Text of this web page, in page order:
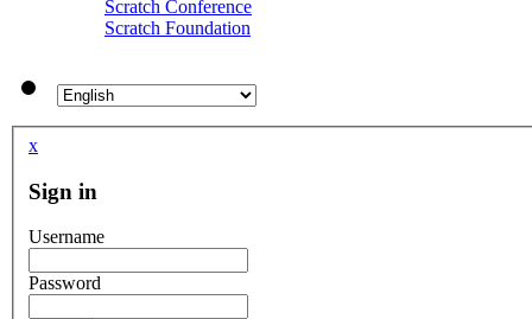
Scratch Conference
Scratch Foundation
x
Sign in
Username
Password